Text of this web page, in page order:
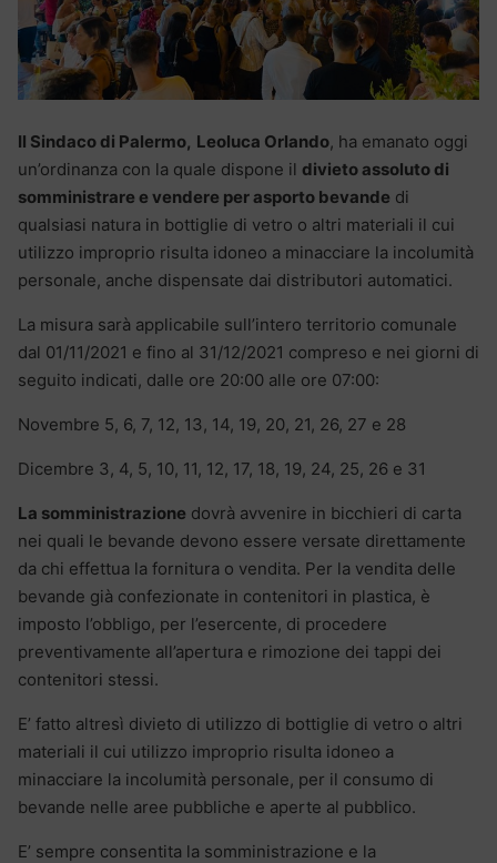
Il Sindaco di Palermo, Leoluca Orlando, ha emanato oggi
un’ordinanza con la quale dispone il divieto assoluto di
somministrare e vendere per asporto bevande di
qualsiasi natura in bottiglie di vetro o altri materiali il cui
utilizzo improprio risulta idoneo a minacciare la incolumità
personale, anche dispensate dai distributori automatici.
La misura sarà applicabile sull’intero territorio comunale
dal 01/11/2021 e fino al 31/12/2021 compreso e nei giorni di
seguito indicati, dalle ore 20:00 alle ore 07:00:
Novembre 5, 6, 7, 12, 13, 14, 19, 20, 21, 26, 27 e 28
Dicembre 3, 4, 5, 10, 11, 12, 17, 18, 19, 24, 25, 26 e 31
La somministrazione dovrà avvenire in bicchieri di carta
nei quali le bevande devono essere versate direttamente
da chi effettua la fornitura o vendita. Per la vendita delle
bevande già confezionate in contenitori in plastica, è
imposto l’obbligo, per l’esercente, di procedere
preventivamente all’apertura e rimozione dei tappi dei
contenitori stessi.
E’ fatto altresì divieto di utilizzo di bottiglie di vetro o altri
materiali il cui utilizzo improprio risulta idoneo a
minacciare la incolumità personale, per il consumo di
bevande nelle aree pubbliche e aperte al pubblico.
E’ sempre consentita la somministrazione e la